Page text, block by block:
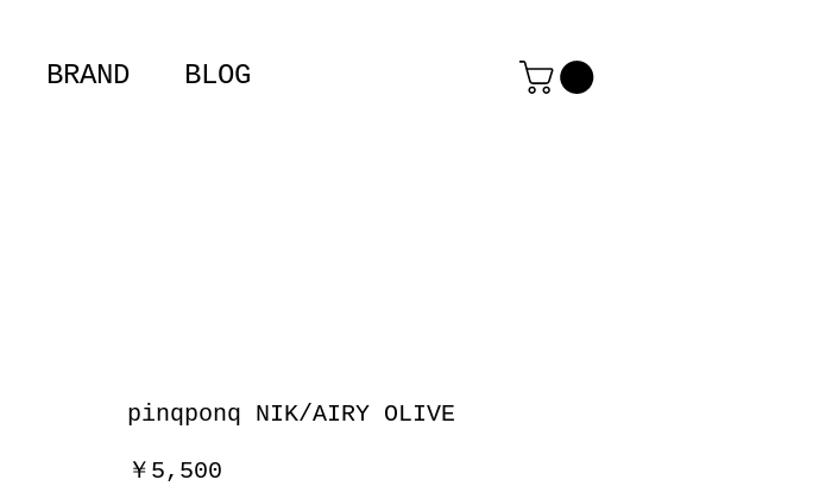
BRAND BLOG
pinqponq NIK/AIRY OLIVE
￥5,500